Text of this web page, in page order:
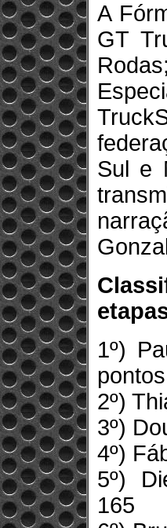
A
GT
Sul e
1º)
pontos
2º)
3º)
4º)
5º)
165